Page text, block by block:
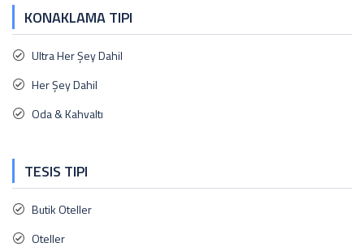
KONAKLAMA TIPI
Ultra Her Şey Dahil
Her Şey Dahil
Oda & Kahvaltı
TESIS TIPI
Butik Oteller
Oteller